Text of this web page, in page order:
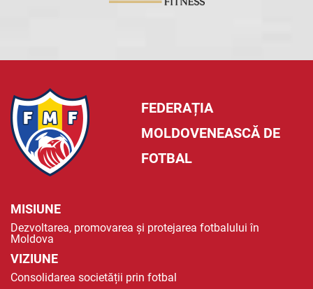
FEDERAȚIA
MOLDOVENEASCĂ DE
FOTBAL
MISIUNE
Dezvoltarea, promovarea și protejarea fotbalului în
Moldova
VIZIUNE
Consolidarea societății prin fotbal